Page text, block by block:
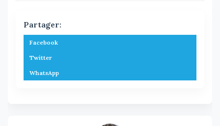
Partager:
Facebook
Twitter
WhatsApp